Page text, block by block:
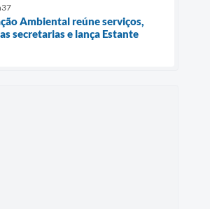
Ambiental reúne serviços,
secretarias e lança Estante